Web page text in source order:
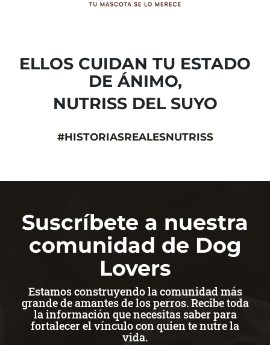
ELLOS CUIDAN TU ESTADO
DE ÁNIMO,
NUTRISS DEL SUYO
#HISTORIASREALESNUTRISS
Suscríbete a nuestra
comunidad de Dog
Lovers
Estamos construyendo la comunidad más
grande de amantes de los perros. Recibe toda
la información que necesitas saber para
fortalecer el vínculo con quien te nutre la
vida.